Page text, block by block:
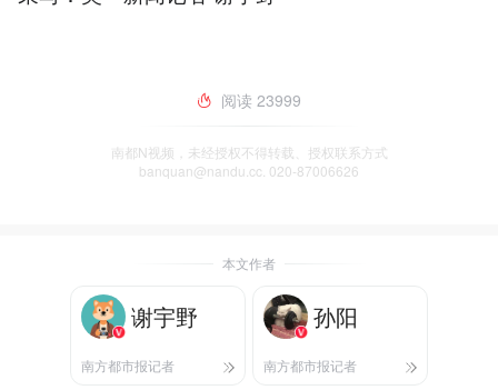
阅读 23999
南都N视频，未经授权不得转载、授权联系方式
banquan@nandu.cc. 020-87006626
本文作者
谢宇野
南方都市报记者
孙阳
南方都市报记者